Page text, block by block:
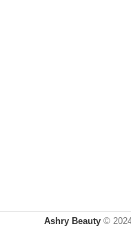
Ashry Beauty